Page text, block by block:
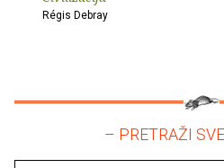
Régis Debray
– PRETRAŽI